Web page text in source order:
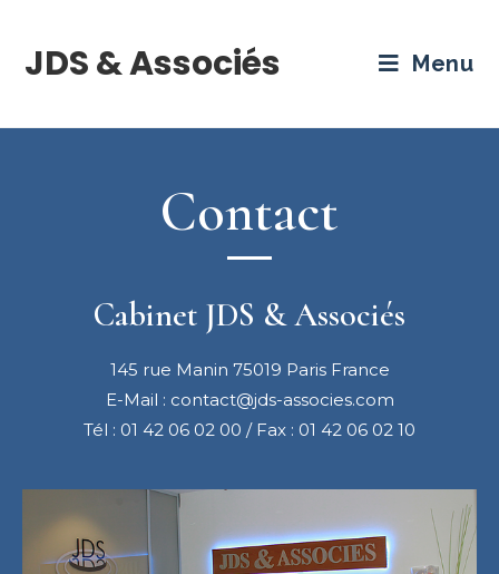
JDS & Associés Menu
Contact
Cabinet JDS & Associés
145 rue Manin 75019 Paris France
E-Mail : contact@jds-associes.com
Tél : 01 42 06 02 00 / Fax : 01 42 06 02 10